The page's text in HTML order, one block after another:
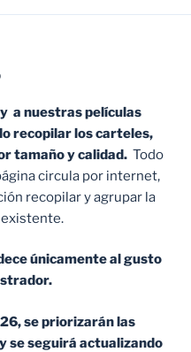
a nuestras películas
recopilar los carteles,
tamaño y calidad. Todo
circula por internet,
recopilar y agrupar la
únicamente al gusto
se priorizarán las
se seguirá actualizando